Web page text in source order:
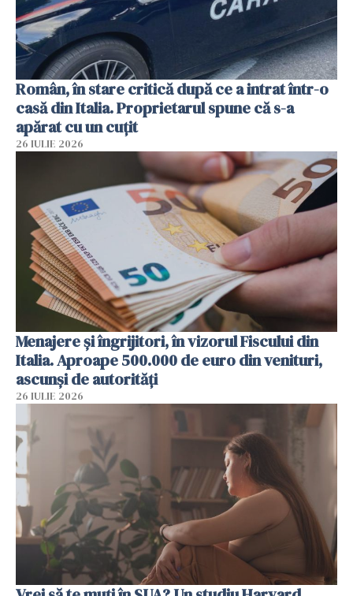
Român, în stare critică după ce a intrat într-o
casă din Italia. Proprietarul spune că s-a
apărat cu un cuțit
26 IULIE 2026
Menajere și îngrijitori, în vizorul Fiscului din
Italia. Aproape 500.000 de euro din venituri,
ascunși de autorități
26 IULIE 2026